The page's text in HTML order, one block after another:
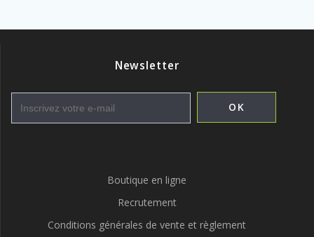
Newsletter
Boutique en ligne
Recrutement
Conditions générales de vente et règlement